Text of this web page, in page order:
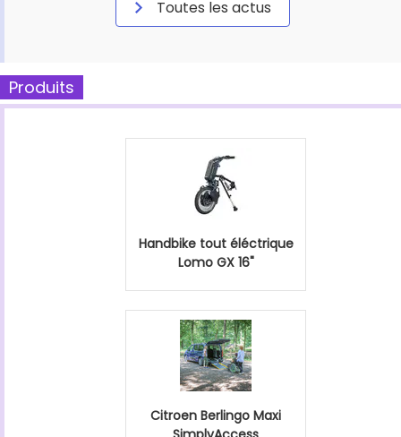
Toutes les actus
Produits
Handbike tout éléctrique
Lomo GX 16"
Citroen Berlingo Maxi